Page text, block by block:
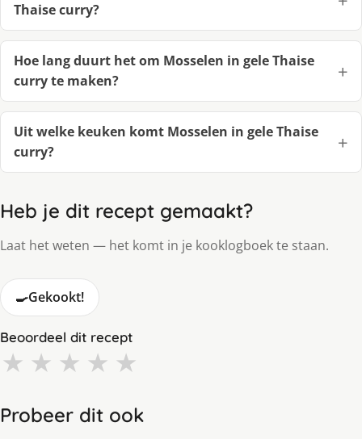
Thaise curry?
Hoe lang duurt het om Mosselen in gele Thaise
curry te maken?
Uit welke keuken komt Mosselen in gele Thaise
curry?
Heb je dit recept gemaakt?
Laat het weten — het komt in je kooklogboek te staan.
🍳Gekookt!
Beoordeel dit recept
★ ★ ★ ★ ★
Probeer dit ook